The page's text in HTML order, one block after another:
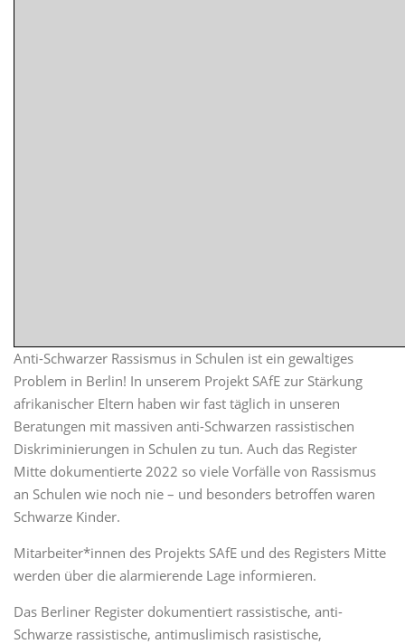
Anti-Schwarzer Rassismus in Schulen ist ein gewaltiges
Problem in Berlin! In unserem Projekt SAfE zur Stärkung
afrikanischer Eltern haben wir fast täglich in unseren
Beratungen mit massiven anti-Schwarzen rassistischen
Diskriminierungen in Schulen zu tun. Auch das Register
Mitte dokumentierte 2022 so viele Vorfälle von Rassismus
an Schulen wie noch nie – und besonders betroffen waren
Schwarze Kinder.
Mitarbeiter*innen des Projekts SAfE und des Registers Mitte
werden über die alarmierende Lage informieren.
Das Berliner Register dokumentiert rassistische, anti-
Schwarze rassistische, antimuslimisch rasistische,